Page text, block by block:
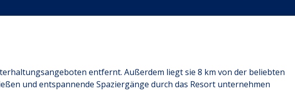
entfernt. Außerdem liegt sie 8 km von der beliebten
und entspannende Spaziergänge durch das Resort unternehmen